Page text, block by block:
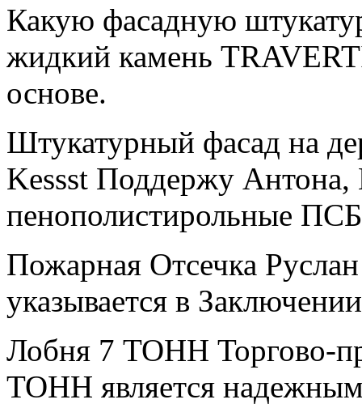
Какую фасадную
жидкий камень
основе.
Штукатурный фасад на
Kessst Поддержу Антона,
пенополистирольные
Пожарная Отсечка
указывается в
Лобня 7 ТОНН Торгово-
ТОНН является